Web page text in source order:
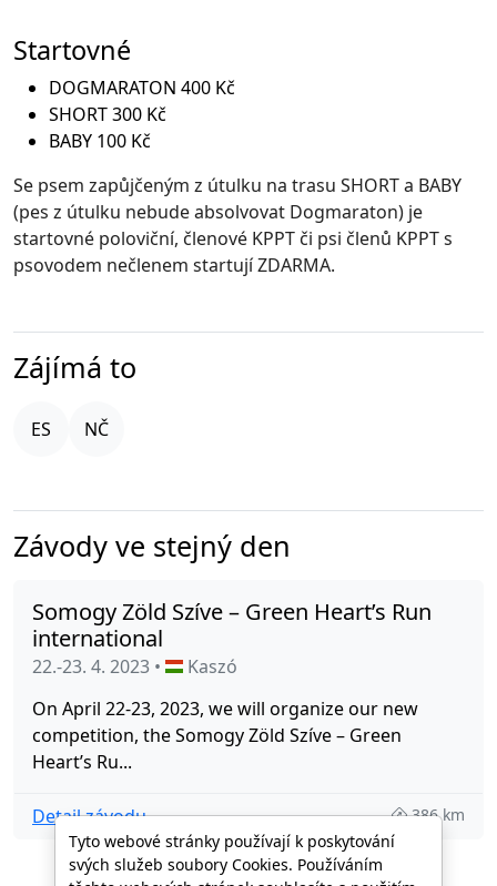
Startovné
DOGMARATON 400 Kč
SHORT 300 Kč
BABY 100 Kč
Se psem zapůjčeným z útulku na trasu SHORT a BABY
(pes z útulku nebude absolvovat Dogmaraton) je
startovné poloviční, členové KPPT či psi členů KPPT s
psovodem nečlenem startují ZDARMA.
Zájímá to
Závody ve stejný den
Somogy Zöld Szíve – Green Heart’s Run
international
22.-23. 4. 2023 •
Kaszó
On April 22-23, 2023, we will organize our new
competition, the Somogy Zöld Szíve – Green
Heart’s Ru...
Detail závodu
386 km
Tyto webové stránky používají k poskytování
svých služeb soubory Cookies. Používáním